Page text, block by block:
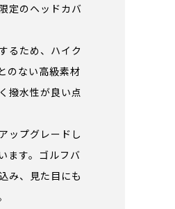
定のヘッドカバ
るため、ハイク
のない高級素材
撥水性が良い点
ップグレードし
ます。ゴルフバ
み、見た目にも